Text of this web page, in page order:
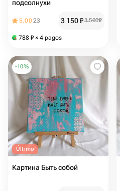
подсолнухи
5.0023 3 150₽3 500₽
788 ₽ × 4 pagos
-10%
Último
Картина Быть собой